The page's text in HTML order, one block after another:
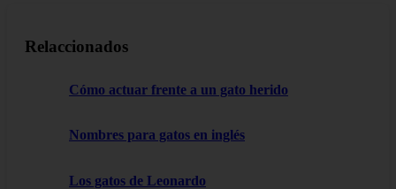
Relaccionados
Cómo actuar frente a un gato herido
Nombres para gatos en inglés
Los gatos de Leonardo